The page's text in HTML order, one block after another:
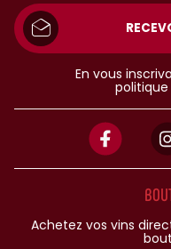
En vous
Achetez vos vins